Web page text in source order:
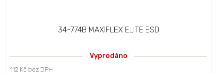
34-774B MAXIFLEX ELITE ESD
Vyprodáno
112 Kč bez DPH